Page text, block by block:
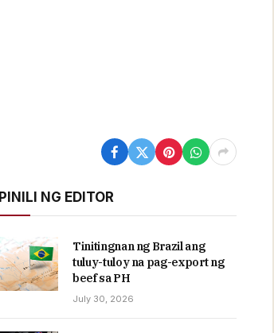
PINILI NG EDITOR
Tinitingnan ng Brazil ang
tuluy-tuloy na pag-export ng
beef sa PH
July 30, 2026